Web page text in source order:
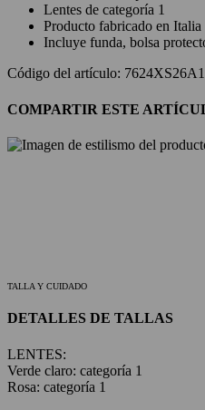
Lentes de categoría 1
Producto fabricado en Italia
Incluye funda, bolsa
Código del artículo: 7624XS26A1
COMPARTIR ESTE
TALLA Y CUIDADO
DETALLES DE TALLAS
LENTES:
Verde claro: categoría 1
Rosa: categoría 1